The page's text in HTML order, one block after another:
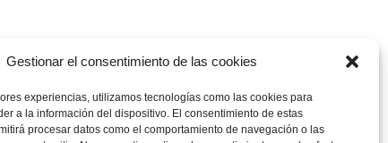
Gestionar el consentimiento de las cookies
experiencias, utilizamos tecnologías como las cookies para
a la información del dispositivo. El consentimiento de estas
procesar datos como el comportamiento de navegación o las